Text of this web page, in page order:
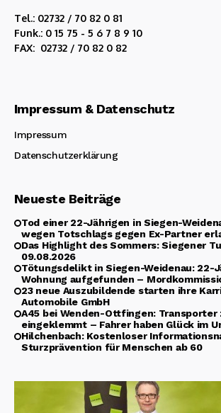
Tel.: 02732 / 70 82 0 81
Funk.: 0 15 75 - 5 6 7 8 9 10
FAX: 02732 / 70 82 0 82
Impressum & Datenschutz
Impressum
Datenschutzerklärung
Neueste Beiträge
Tod einer 22-Jährigen in Siegen-
wegen Totschlags gegen Ex-Partner
Das Highlight des Sommers: Siegener
09.08.2026
Tötungsdelikt in Siegen-Weidenau: 22-
Wohnung aufgefunden –
23 neue Auszubildende starten ihre
Automobile GmbH
A45 bei Wenden-Ottfingen: Transporter
eingeklemmt – Fahrer haben Glück im
Hilchenbach: Kostenloser
Sturzprävention für Menschen ab 60